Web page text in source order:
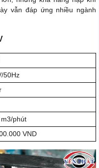
vẫn đáp ứng nhiều ngành
50Hz
phút
VND